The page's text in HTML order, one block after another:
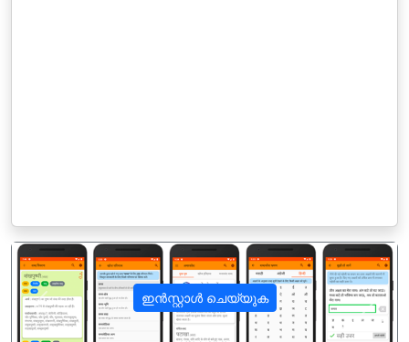
ഇൻസ്റ്റാൾ ചെയ്യുക
पिछला अगला